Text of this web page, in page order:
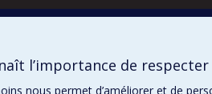
et audiologie
l’importance de
nous permet d’améliorer et de